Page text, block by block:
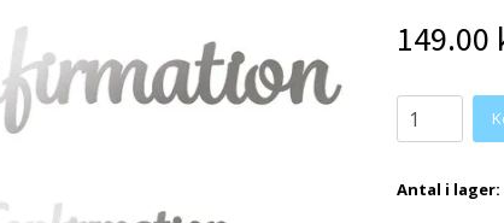
149.00
Antal i lager: